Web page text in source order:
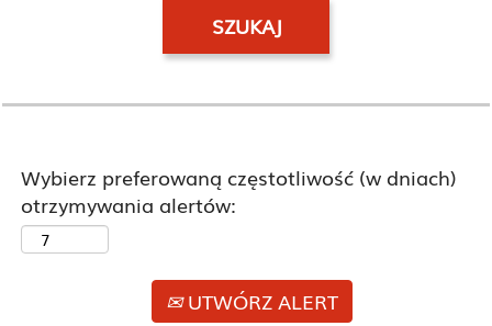
Wybierz preferowaną częstotliwość (w dniach)
otrzymywania alertów:
UTWÓRZ ALERT